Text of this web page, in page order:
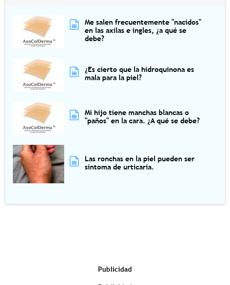
Me salen frecuentemente "nacidos"
en las axilas e ingles, ¿a qué se
debe?
¿Es cierto que la hidroquinona es
mala para la piel?
Mi hijo tiene manchas blancas o
"paños" en la cara. ¿A qué se debe?
Las ronchas en la piel pueden ser
síntoma de urticaria.
Publicidad